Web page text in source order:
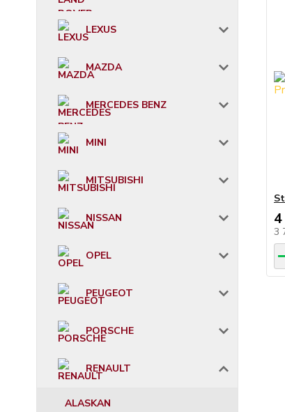
LEXUS
MAZDA
MERCEDES BENZ
MINI
MITSUBISHI
NISSAN
OPEL
PEUGEOT
PORSCHE
RENAULT
ALASKAN
3